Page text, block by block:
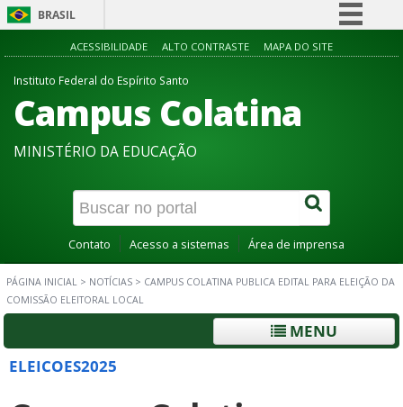
BRASIL
Simplifique!
Acesso à informação
Canais
ACESSIBILIDADE ALTO CONTRASTE MAPA DO SITE
Instituto Federal do Espírito Santo
Campus Colatina
MINISTÉRIO DA EDUCAÇÃO
Contato Acesso a sistemas Área de imprensa
PÁGINA INICIAL > NOTÍCIAS > CAMPUS COLATINA PUBLICA EDITAL PARA ELEIÇÃO DA
COMISSÃO ELEITORAL LOCAL
MENU
ELEICOES2025